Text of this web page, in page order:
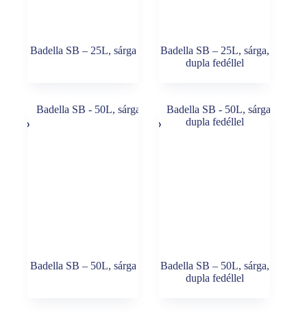
Badella SB – 25L, sárga
Badella SB – 25L, sárga,
dupla fedéllel
Badella SB – 50L, sárga
Badella SB – 50L, sárga,
dupla fedéllel